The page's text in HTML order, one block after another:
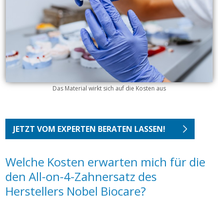
Das Material wirkt sich auf die Kosten aus
JETZT VOM EXPERTEN BERATEN LASSEN!
Welche Kosten erwarten mich für die
den All-on-4-Zahnersatz des
Herstellers Nobel Biocare?